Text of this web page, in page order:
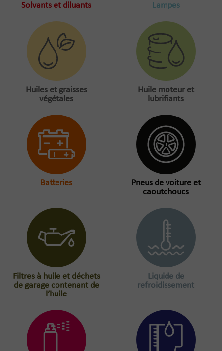
Solvants et diluants Lampes
Huiles et graisses
végétales
Huile moteur et
lubrifiants
Batteries
Pneus de voiture et
caoutchoucs
Filtres à huile et déchets
de garage contenant de
l’huile
Liquide de
refroidissement